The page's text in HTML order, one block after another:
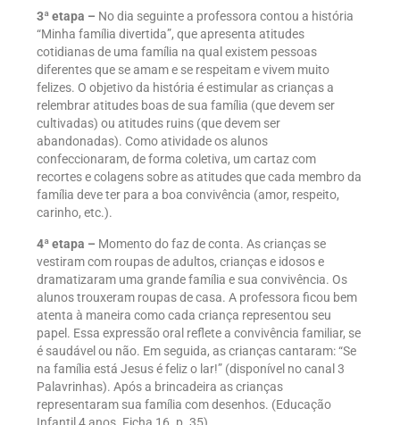
3ª etapa – No dia seguinte a professora contou a história
“Minha família divertida”, que apresenta atitudes
cotidianas de uma família na qual existem pessoas
diferentes que se amam e se respeitam e vivem muito
felizes. O objetivo da história é estimular as crianças a
relembrar atitudes boas de sua família (que devem ser
cultivadas) ou atitudes ruins (que devem ser
abandonadas). Como atividade os alunos
confeccionaram, de forma coletiva, um cartaz com
recortes e colagens sobre as atitudes que cada membro da
família deve ter para a boa convivência (amor, respeito,
carinho, etc.).
4ª etapa – Momento do faz de conta. As crianças se
vestiram com roupas de adultos, crianças e idosos e
dramatizaram uma grande família e sua convivência. Os
alunos trouxeram roupas de casa. A professora ficou bem
atenta à maneira como cada criança representou seu
papel. Essa expressão oral reflete a convivência familiar, se
é saudável ou não. Em seguida, as crianças cantaram: “Se
na família está Jesus é feliz o lar!” (disponível no canal 3
Palavrinhas). Após a brincadeira as crianças
representaram sua família com desenhos. (Educação
Infantil 4 anos. Ficha 16. p. 35).